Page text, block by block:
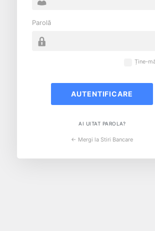
Parolă
Ține-
AI UITAT PAROLA?
← Mergi la Stiri Bancare